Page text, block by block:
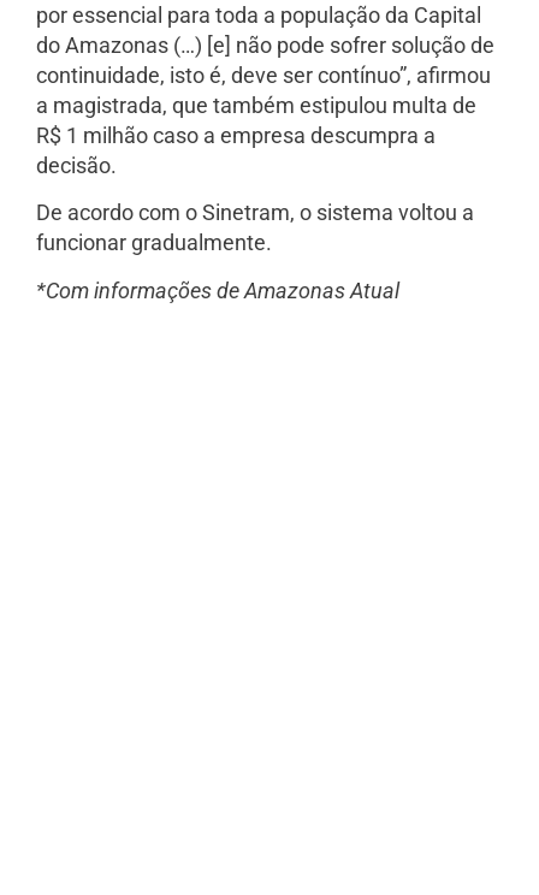
por essencial para toda a população da Capital
do Amazonas (…) [e] não pode sofrer solução de
continuidade, isto é, deve ser contínuo”, afirmou
a magistrada, que também estipulou multa de
R$ 1 milhão caso a empresa descumpra a
decisão.
De acordo com o Sinetram, o sistema voltou a
funcionar gradualmente.
*Com informações de Amazonas Atual